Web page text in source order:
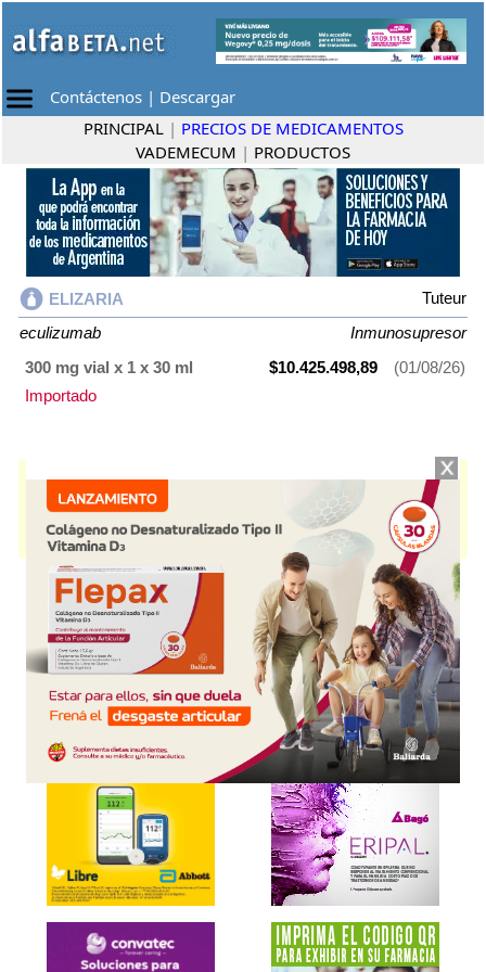
Contáctenos | Descargar
PRINCIPAL | PRECIOS DE MEDICAMENTOS
VADEMECUM | PRODUCTOS
ELIZARIA
Tuteur
eculizumab
Inmunosupresor
300 mg vial x 1 x 30 ml
$10.425.498,89
(01/08/26)
Importado
ELIZARIAcontieneeculizumaby se indica comoInmunosupresor. Es
producido porTuteury cuenta con 1 presentación disponible.
Producto importado.
Explorar más
Otros productos con
eculizumab
Otros productos de